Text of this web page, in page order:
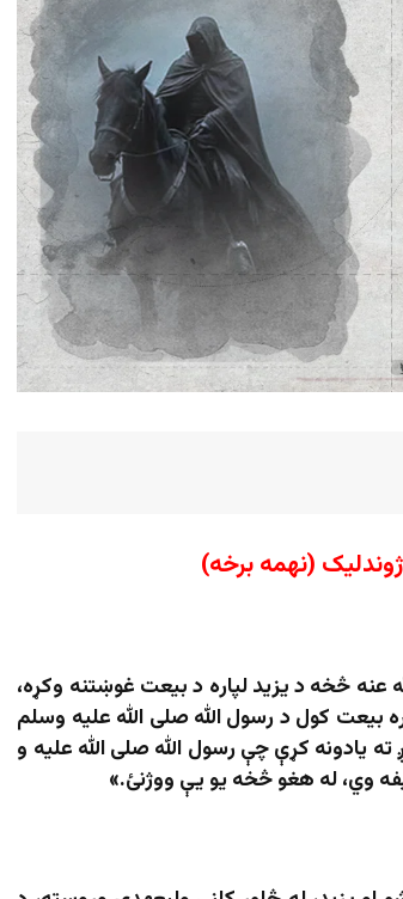
(نهمه برخه)
عنه څخه د یزید لپاره د بیعت غوښتنه وکړه،
بیعت کول د رسول الله صلی الله علیه وسلم
یادونه کړې چې رسول الله صلی الله علیه و
وي، له هغو څخه یو یې ووژنئ.»